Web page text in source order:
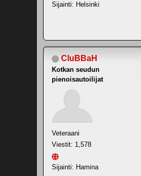
Sijainti: Helsinki
CluBBaH
Kotkan seudun
pienoisautoilijat
Veteraani
Viestit: 1,578
Sijainti: Hamina